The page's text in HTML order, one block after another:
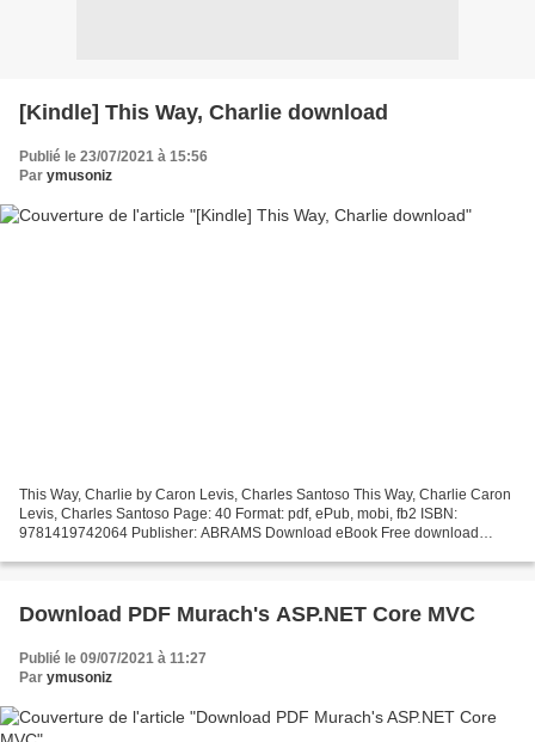
[Kindle] This Way, Charlie download
Publié le 23/07/2021 à 15:56
Par ymusoniz
This Way, Charlie by Caron Levis, Charles Santoso This Way, Charlie Caron
Levis, Charles Santoso Page: 40 Format: pdf, ePub, mobi, fb2 ISBN:
9781419742064 Publisher: ABRAMS Download eBook Free download
Download PDF Murach's ASP.NET Core MVC
Publié le 09/07/2021 à 11:27
Par ymusoniz